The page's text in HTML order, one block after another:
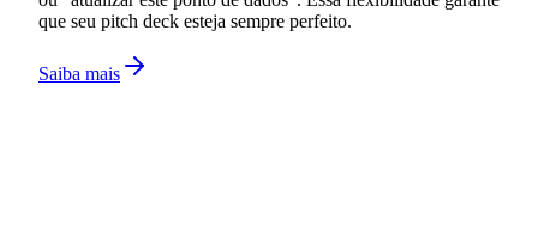
que seu pitch deck esteja sempre perfeito.
Saiba mais